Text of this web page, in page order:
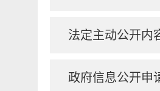
法定主动公开内
政府信息公开申